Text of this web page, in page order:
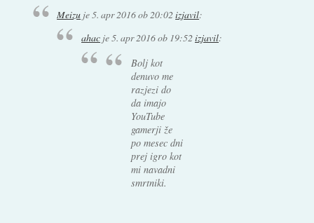
Meizu je5. apr 2016 ob 20:02izjavil:
ahacje5. apr 2016 ob 19:52izjavil:
Bolj kot
denuvo me
razjezi do
da imajo
YouTube
gamerji že
po mesec dni
prej igro kot
mi navadni
smrtniki.